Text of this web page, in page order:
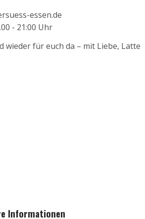
essen.de
- 21:00 Uhr
wieder für euch da – mit Liebe, Latte
Informationen